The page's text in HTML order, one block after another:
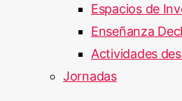
Espacios de
Enseñanza
Actividades
Jornadas